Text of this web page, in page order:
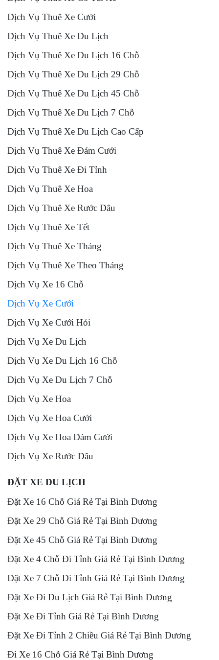
Dịch Vụ Thuê Xe Cưới
Dịch Vụ Thuê Xe Du Lịch
Dịch Vụ Thuê Xe Du Lịch 16 Chỗ
Dịch Vụ Thuê Xe Du Lịch 29 Chỗ
Dịch Vụ Thuê Xe Du Lịch 45 Chỗ
Dịch Vụ Thuê Xe Du Lịch 7 Chỗ
Dịch Vụ Thuê Xe Du Lịch Cao Cấp
Dịch Vụ Thuê Xe Đám Cưới
Dịch Vụ Thuê Xe Đi Tỉnh
Dịch Vụ Thuê Xe Hoa
Dịch Vụ Thuê Xe Rước Dâu
Dịch Vụ Thuê Xe Tết
Dịch Vụ Thuê Xe Tháng
Dịch Vụ Thuê Xe Theo Tháng
Dịch Vụ Xe 16 Chỗ
Dịch Vụ Xe Cưới
Dịch Vụ Xe Cưới Hỏi
Dịch Vụ Xe Du Lịch
Dịch Vụ Xe Du Lịch 16 Chỗ
Dịch Vụ Xe Du Lịch 7 Chỗ
Dịch Vụ Xe Hoa
Dịch Vụ Xe Hoa Cưới
Dịch Vụ Xe Hoa Đám Cưới
Dịch Vụ Xe Rước Dâu
ĐẶT XE DU LỊCH
Đặt Xe 16 Chỗ Giá Rẻ Tại Bình Dương
Đặt Xe 29 Chỗ Giá Rẻ Tại Bình Dương
Đặt Xe 45 Chỗ Giá Rẻ Tại Bình Dương
Đặt Xe 4 Chỗ Đi Tỉnh Giá Rẻ Tại Bình Dương
Đặt Xe 7 Chỗ Đi Tỉnh Giá Rẻ Tại Bình Dương
Đặt Xe Đi Du Lịch Giá Rẻ Tại Bình Dương
Đặt Xe Đi Tỉnh Giá Rẻ Tại Bình Dương
Đặt Xe Đi Tỉnh 2 Chiều Giá Rẻ Tại Bình Dương
Đi Xe 16 Chỗ Giá Rẻ Tại Bình Dương